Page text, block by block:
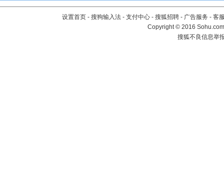
设置首页 - 搜狗输入法 - 支付中心 - 搜狐招聘 - 广告服务 - 客
Copyright©2016
搜狐不良信息举